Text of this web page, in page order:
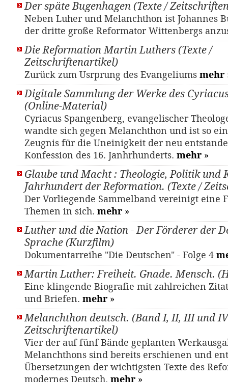
Der späte Bugenhagen (Texte /
Neben Luher und Melanchthon ist Johannes
der dritte große Reformator Wittenbergs
Die Reformation Martin Luthers (Texte /
Zeitschriftenartikel)
Zurück zum Usrprung des Evangeliums mehr
Digitale Sammlung der Werke des
(Online-Material)
Cyriacus Spangenberg, evangelischer
wandte sich gegen Melanchthon und ist so
Zeugnis für die Uneinigkeit der neu
Konfession des 16. Janhrhunderts. mehr »
Glaube und Macht : Theologie, Politik und
Jahrhundert der Reformation. (Texte /
Der Vorliegende Sammelband vereinigt eine
Themen in sich. mehr »
Luther und die Nation - Der Förderer der
Sprache (Kurzfilm)
Dokumentarreihe "Die Deutschen" - Folge 4
Martin Luther: Freiheit. Gnade. Mensch.
Eine klingende Biografie mit zahlreichen
und Briefen. mehr »
Melanchthon deutsch. (Band I, II, III und
Zeitschriftenartikel)
Vier der auf fünf Bände geplanten
Melanchthons sind bereits erschienen und
Übersetzungen der wichtigsten Texte des
modernes Deutsch. mehr »